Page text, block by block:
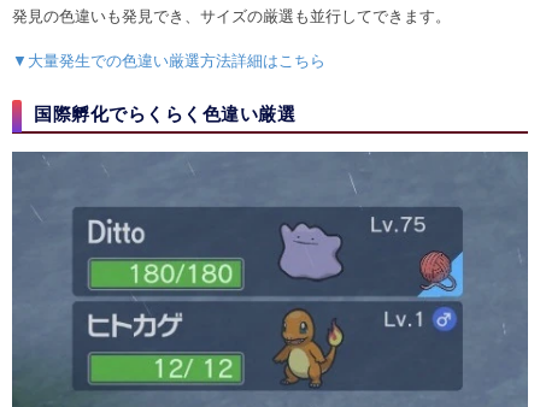
発見の色違いも発見でき、サイズの厳選も並行してできます。
▼大量発生での色違い厳選方法詳細はこちら
国際孵化でらくらく色違い厳選